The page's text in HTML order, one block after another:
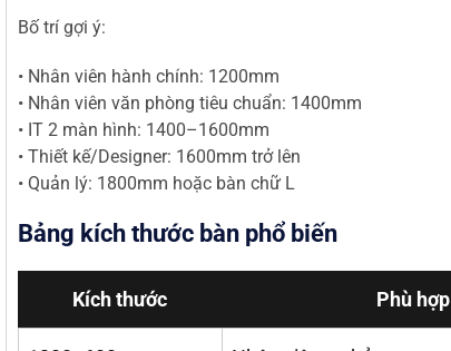
Bố trí gợi ý:
• Nhân viên hành chính: 1200mm
• Nhân viên văn phòng tiêu chuẩn: 1400mm
• IT 2 màn hình: 1400–1600mm
• Thiết kế/Designer: 1600mm trở lên
• Quản lý: 1800mm hoặc bàn chữ L
Bảng kích thước bàn phổ biến
Kích thước Phù hợp